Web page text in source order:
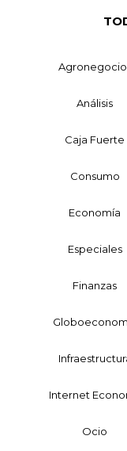
Análisis
Caja Fuerte
Consumo
Economía
Especiales
Finanzas
Internet
Ocio